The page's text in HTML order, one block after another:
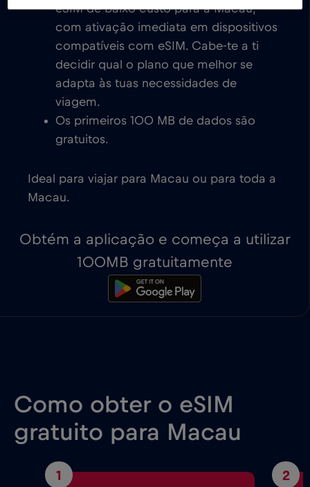
eSIM de baixo custo para a Macau,
com ativação imediata em dispositivos
compatíveis com eSIM. Cabe-te a ti
decidir qual o plano que melhor se
adapta às tuas necessidades de
viagem.
Os primeiros 100 MB de dados são
gratuitos.
Ideal para viajar para Macau ou para toda a
Macau.
Obtém a aplicação e começa a utilizar
100MB gratuitamente
Como obter o eSIM
gratuito para Macau
1 2